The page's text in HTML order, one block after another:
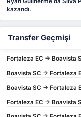
kazandı.
Transfer Geçmişi
Fortaleza EC -> Boavista
Boavista SC -> Fortaleza
Boavista SC -> Fortaleza
Fortaleza EC -> Boavista